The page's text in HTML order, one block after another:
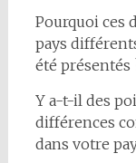
Pourquoi ces
pays
été présentés
Y a-t-il des
différences
dans votre